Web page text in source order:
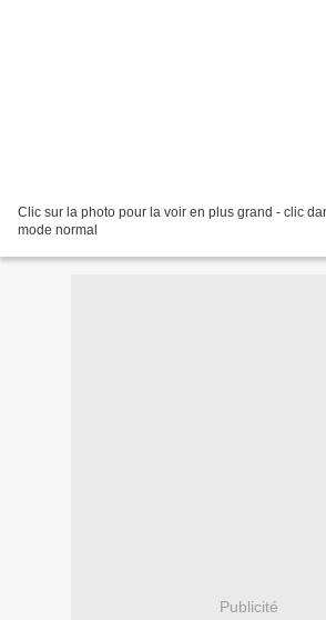
Clic sur la photo pour la voir en plus grand - clic
mode normal
Publicité